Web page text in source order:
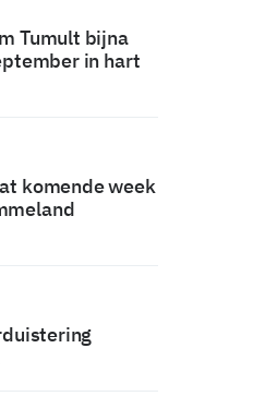
Tumult bijna
in hart
komende week